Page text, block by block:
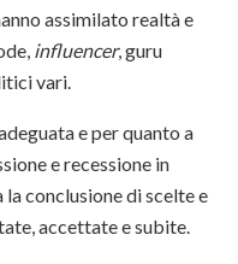
assimilato realtà e
influencer, guru
vari.
e per quanto a
e recessione in
conclusione di scelte e
accettate e subite.